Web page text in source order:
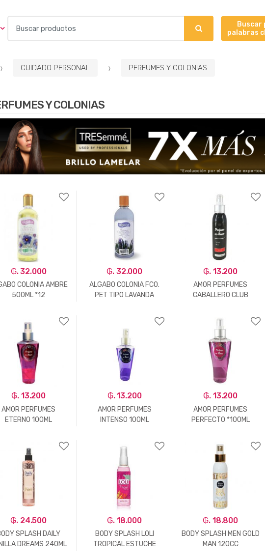
o
Buscar
palabras
CUIDADO PERSONAL PERFUMES Y COLONIAS
Y COLONIAS
₲. 32.000
COLONIA AMBRE
500ML *12
Un. +
₲. 32.000
ALGABO COLONIA FCO.
PET TIPO LAVANDA
+
₲. 13.200
AMOR PERFUMES
CABALLERO CLUB
Un. +
₲. 13.200
AMOR PERFUMES
ETERNO 100ML
Un. +
₲. 13.200
AMOR PERFUMES
INTENSO 100ML
Un. +
₲. 13.200
AMOR PERFUMES
PERFECTO *100ML
Un. +
₲. 24.500
SPLASH DAILY
DREAMS 240ML
₲. 18.000
BODY SPLASH LOLI
TROPICAL ESTUCHE
₲. 18.800
BODY SPLASH MEN GOLD
MAN 120CC